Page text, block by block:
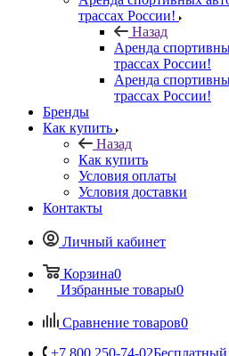
трассах России!
Назад
Аренда
трассах России!
Аренда
трассах России!
Бренды
Как купить
Назад
Как купить
Условия оплаты
Условия доставки
Контакты
Личный кабинет
Корзина0
Избранные товары0
Сравнение товаров0
+7 800 250-74-02Бесплатный